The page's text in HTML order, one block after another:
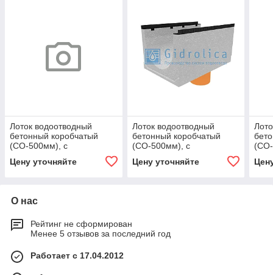
Лоток водоотводный
бетонный коробчатый
(СО-500мм), с
100.60,3(50).47,5(38,5) -
Цену уточняйте
Лоток водоотводный
бетонный коробчатый
(СО-500мм), с
100.65(50).52,5(43,5) -
Цену уточняйте
О нас
Рейтинг не сформирован
Менее 5 отзывов за последний год
Работает с 17.04.2012